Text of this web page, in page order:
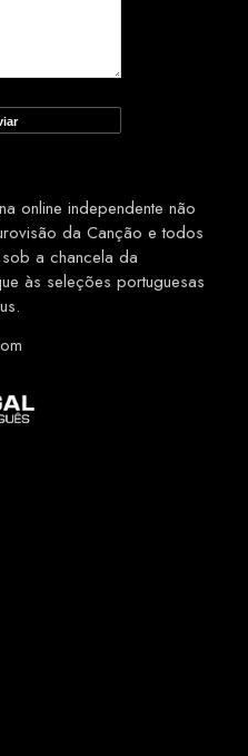
online independente não
da Canção e todos
a chancela da
às seleções portuguesas